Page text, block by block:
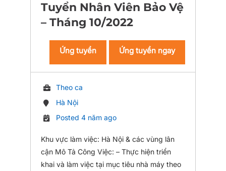
Tuyển Nhân Viên Bảo Vệ
– Tháng 10/2022
Ứng tuyển Ứng tuyển ngay
Theo ca
Hà Nội
Posted 4 năm ago
Khu vực làm việc: Hà Nội & các vùng lân
cận Mô Tả Công Việc: – Thực hiện triển
khai và làm việc tại mục tiêu nhà máy theo